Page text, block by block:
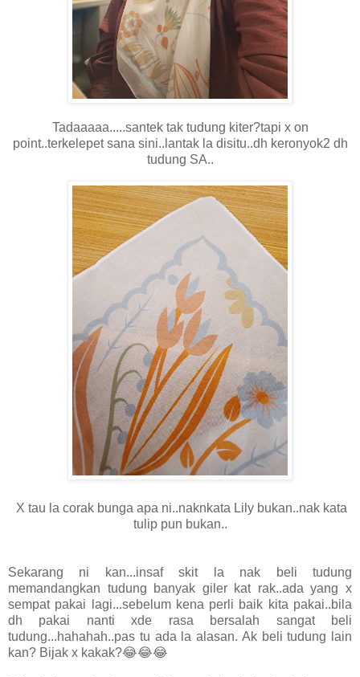
Tadaaaaa.....santek tak tudung kiter?tapi x on
point..terkelepet sana sini..lantak la disitu..dh keronyok2 dh
tudung SA..
X tau la corak bunga apa ni..naknkata Lily bukan..nak kata
tulip pun bukan..
Sekarang ni kan...insaf skit la nak beli tudung
memandangkan tudung banyak giler kat rak..ada yang x
sempat pakai lagi...sebelum kena perli baik kita pakai..bila
dh pakai nanti xde rasa bersalah sangat beli
tudung...hahahah..pas tu ada la alasan. Ak beli tudung lain
kan? Bijak x kakak?😂😂😂